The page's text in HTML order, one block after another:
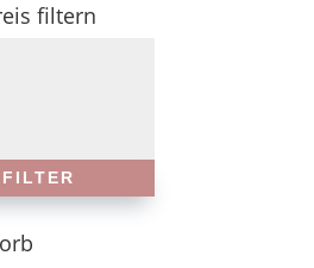
filtern
FILTER